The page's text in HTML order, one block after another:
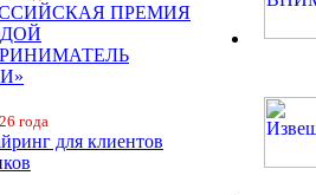
ПРЕМИЯ
года
для клиентов